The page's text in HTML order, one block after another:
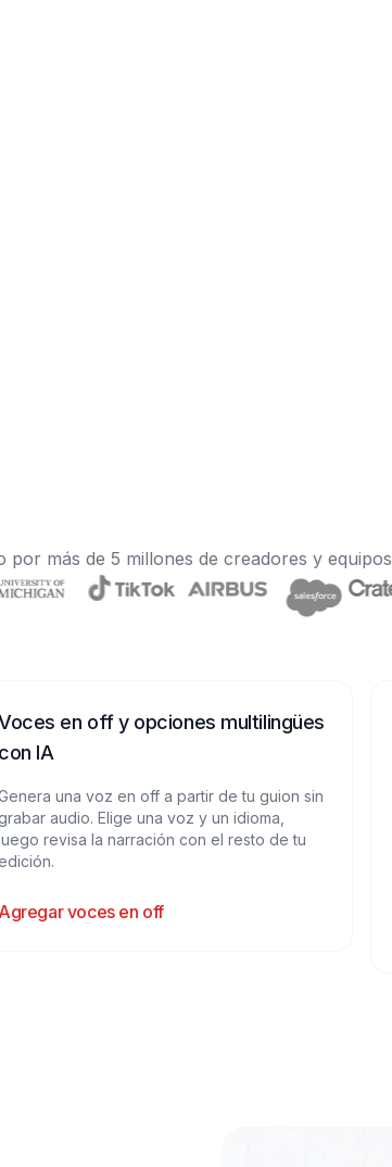
por más de 5 millones de creadores y equipos
en off y opciones multilingües
con IA
una voz en off a partir de tu guion sin
audio. Elige una voz y un idioma,
revisa la narración con el resto de tu
Agregar voces en off